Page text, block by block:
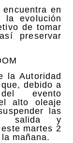
en
la evolución
de tomar
preservar
la Autoridad
debido a
evento
alto oleaje
las
salida y
martes 2
mañana.